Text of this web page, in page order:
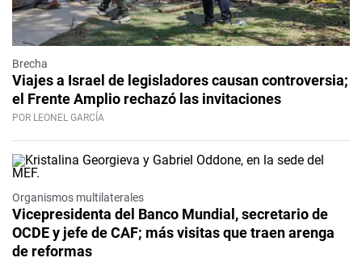
Brecha
Viajes a Israel de legisladores causan controversia;
el Frente Amplio rechazó las invitaciones
POR LEONEL GARCÍA
Organismos multilaterales
Vicepresidenta del Banco Mundial, secretario de
OCDE y jefe de CAF; más visitas que traen arenga
de reformas